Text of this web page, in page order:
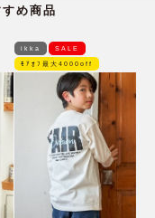
め商品
ikka SALE
ﾓｱｵﾌ最大4000off